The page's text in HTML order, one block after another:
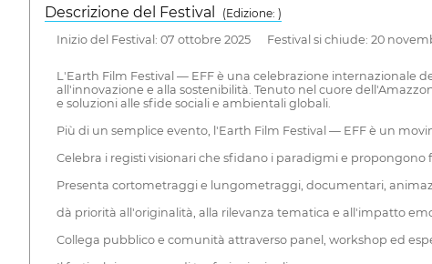
Descrizione del Festival
( Edizione: )
Inizio del Festival: 07 ottobre 2025 Festival si chiude: 20
L'Earth Film Festival — EFF è una celebrazione internazionale
all'innovazione e alla sostenibilità. Tenuto nel cuore
e soluzioni alle sfide sociali e ambientali globali.
Più di un semplice evento, l'Earth Film Festival — EFF è un
Celebra i registi visionari che sfidano i paradigmi e propongono
Presenta cortometraggi e lungometraggi, documentari,
dà priorità all'originalità, alla rilevanza tematica e all'impatto
Collega pubblico e comunità attraverso panel, workshop ed